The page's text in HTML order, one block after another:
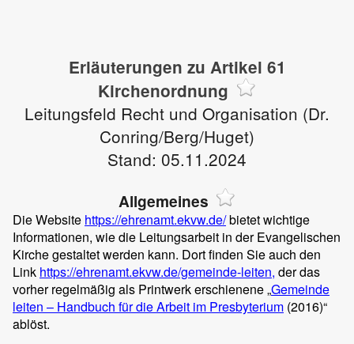
Erläuterungen zu Artikel 61
Kirchenordnung
Leitungsfeld Recht und Organisation (Dr.
Conring/Berg/Huget)
Stand: 05.11.2024
Allgemeines
Die Website https://ehrenamt.ekvw.de/bietet wichtige
Informationen, wie die Leitungsarbeit in der Evangelischen
Kirche gestaltet werden kann. Dort finden Sie auch den
Link https://ehrenamt.ekvw.de/gemeinde-leiten, der das
vorher regelmäßig als Printwerk erschienene „Gemeinde
leiten – Handbuch für die Arbeit im Presbyterium (2016)“
ablöst.